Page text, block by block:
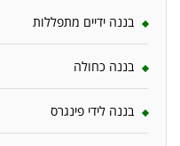
בננה ידיים מתפללות
בננה כחולה
בננה לידי פינגרס